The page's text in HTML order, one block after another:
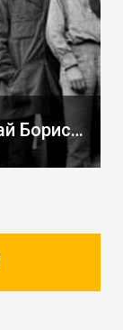
Вятка в 1920-е годы. Николай Борисов о жизни в городе сто лет назад.